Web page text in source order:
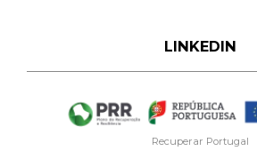
LINKEDIN
Recuperar Portugal